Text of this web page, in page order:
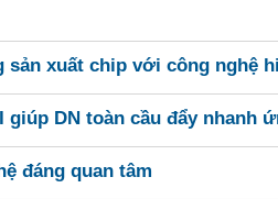
xuất chip với công nghệ
giúp DN toàn cầu đẩy nhanh
đáng quan tâm